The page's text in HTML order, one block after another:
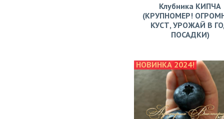
Клубника КИПЧА
(КРУПНОМЕР!
КУСТ, УРОЖАЙ В
ПОСАДКИ)
НОВИНКА 2024!